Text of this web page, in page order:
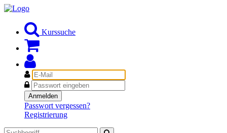
Kurssuche
E-
Mail
Passwort
Anmelden
Passwort vergessen?
Registrierung